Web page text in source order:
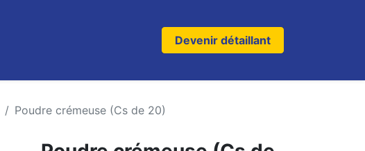
Devenir détaillant
Poudre crémeuse (Cs de 20)